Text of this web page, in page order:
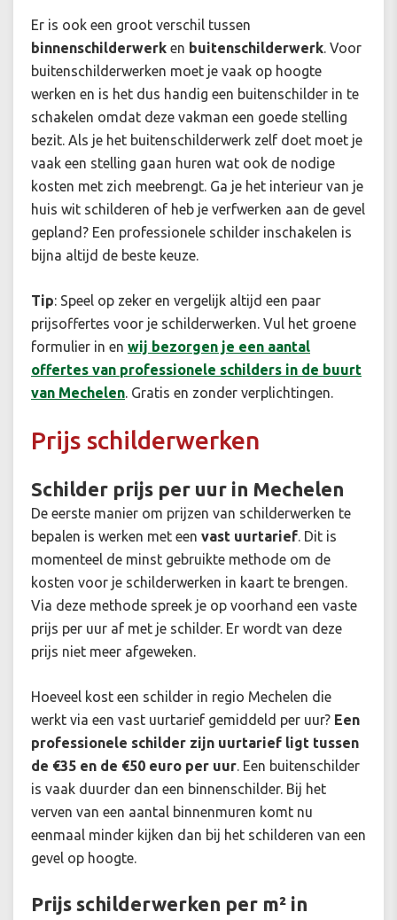
Er is ook een groot verschil tussen
binnenschilderwerk en buitenschilderwerk. Voor
buitenschilderwerken moet je vaak op hoogte
werken en is het dus handig een buitenschilder in te
schakelen omdat deze vakman een goede stelling
bezit. Als je het buitenschilderwerk zelf doet moet je
vaak een stelling gaan huren wat ook de nodige
kosten met zich meebrengt. Ga je het interieur van je
huis wit schilderen of heb je verfwerken aan de gevel
gepland? Een professionele schilder inschakelen is
bijna altijd de beste keuze.
Tip: Speel op zeker en vergelijk altijd een paar
prijsoffertes voor je schilderwerken. Vul het groene
formulier in en wij bezorgen je een aantal
offertes van professionele schilders in de buurt
van Mechelen. Gratis en zonder verplichtingen.
Prijs schilderwerken
Schilder prijs per uur in Mechelen
De eerste manier om prijzen van schilderwerken te
bepalen is werken met een vast uurtarief. Dit is
momenteel de minst gebruikte methode om de
kosten voor je schilderwerken in kaart te brengen.
Via deze methode spreek je op voorhand een vaste
prijs per uur af met je schilder. Er wordt van deze
prijs niet meer afgeweken.
Hoeveel kost een schilder in regio Mechelen die
werkt via een vast uurtarief gemiddeld per uur? Een
professionele schilder zijn uurtarief ligt tussen
de €35 en de €50 euro per uur. Een buitenschilder
is vaak duurder dan een binnenschilder. Bij het
verven van een aantal binnenmuren komt nu
eenmaal minder kijken dan bij het schilderen van een
gevel op hoogte.
Prijs schilderwerken per m² in